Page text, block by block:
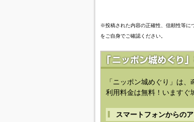
※投稿された内容の正確性、信頼性等に
をご自身でご確認ください。
「ニッポン城めぐり」は
利用料金は無料！いますぐ
スマートフォンからの